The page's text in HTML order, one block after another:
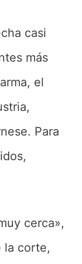
casi
más
el
Para
cerca»,
la corte,